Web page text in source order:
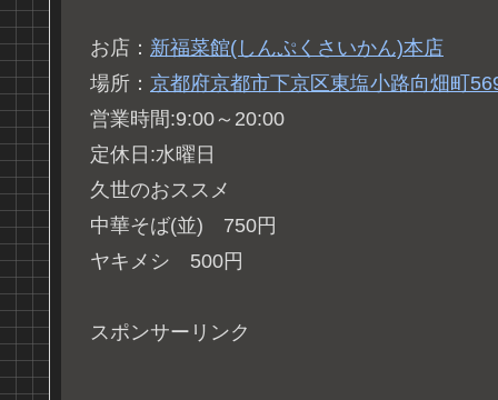
お店： 新福菜館(しんぷくさいかん)本店
場所： 京都府京都市下京区東塩小路向畑町
営業時間:9:00～20:00
定休日:水曜日
久世のおススメ
中華そば(並) 750円
ヤキメシ 500円
スポンサーリンク